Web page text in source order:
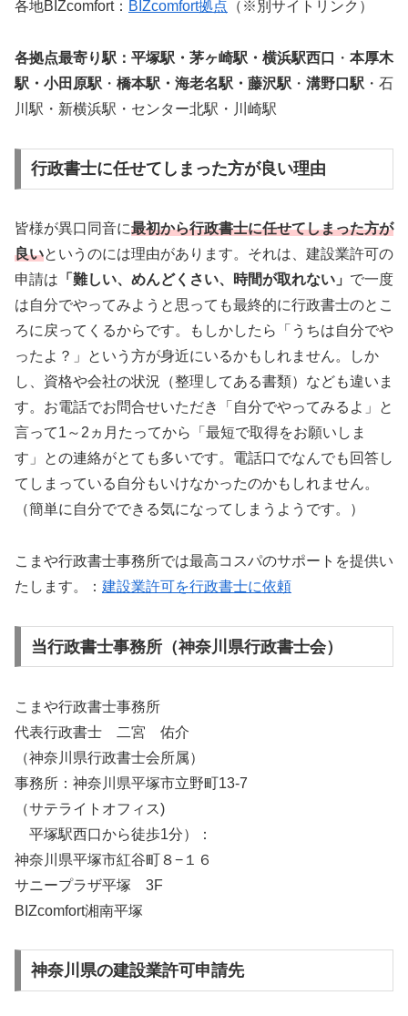
各地BIZcomfort： BIZcomfort拠点 （※別サイトリンク）
各拠点最寄り駅：平塚駅・茅ヶ崎駅・横浜駅西口 ・ 本厚木
駅・小田原駅 ・ 橋本駅・海老名駅・藤沢駅 ・ 溝野口駅 ・石
川駅・新横浜駅・センター北駅・川崎駅
行政書士に任せてしまった方が良い理由
皆様が異口同音に最初から行政書士に任せてしまった方が
良いというのには理由があります。それは、建設業許可の
申請は 「難しい、めんどくさい、時間が取れない」 で一度
は自分でやってみようと思っても最終的に行政書士のとこ
ろに戻ってくるからです。もしかしたら「うちは自分でや
ったよ？」という方が身近にいるかもしれません。しか
し、資格や会社の状況（整理してある書類）なども違いま
す。お電話でお問合せいただき「自分でやってみるよ」と
言って1～2ヵ月たってから「最短で取得をお願いしま
す」との連絡がとても多いです。電話口でなんでも回答し
てしまっている自分もいけなかったのかもしれません。
（簡単に自分でできる気になってしまうようです。）
こまや行政書士事務所では最高コスパのサポートを提供い
たします。： 建設業許可を行政書士に依頼
当行政書士事務所（神奈川県行政書士会）
こまや行政書士事務所
代表行政書士 二宮 佑介
（神奈川県行政書士会所属）
事務所：神奈川県平塚市立野町13-7
（サテライトオフィス)
平塚駅西口から徒歩1分）：
神奈川県平塚市紅谷町８−１６
サニープラザ平塚 3F
BIZcomfort湘南平塚
神奈川県の建設業許可申請先